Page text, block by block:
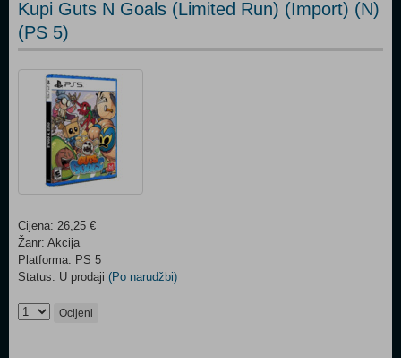
Kupi Guts N Goals (Limited Run) (Import) (N)
(PS 5)
Cijena: 26,25 €
Žanr: Akcija
Platforma: PS 5
Status: U prodaji (Po narudžbi)
Ocijeni